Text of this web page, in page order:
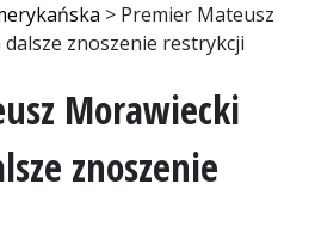
> Premier Mateusz
znoszenie restrykcji
Morawiecki
znoszenie